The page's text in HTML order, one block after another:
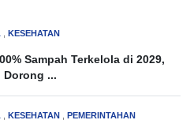
KESEHATAN
Sampah Terkelola di 2029,
Dorong ...
, KESEHATAN , PEMERINTAHAN